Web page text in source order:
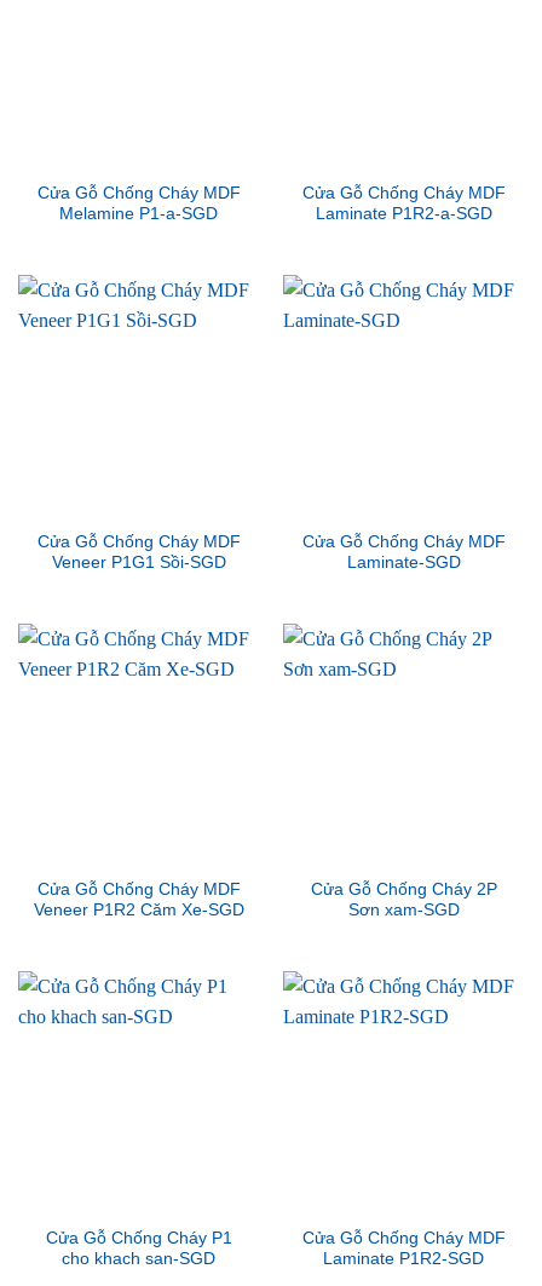
Cửa Gỗ Chống Cháy MDF
Melamine P1-a-SGD
Cửa Gỗ Chống Cháy MDF
Laminate P1R2-a-SGD
Cửa Gỗ Chống Cháy MDF
Veneer P1G1 Sồi-SGD
Cửa Gỗ Chống Cháy MDF
Laminate-SGD
Cửa Gỗ Chống Cháy MDF
Veneer P1R2 Căm Xe-SGD
Cửa Gỗ Chống Cháy 2P
Sơn xam-SGD
Cửa Gỗ Chống Cháy P1
cho khach san-SGD
Cửa Gỗ Chống Cháy MDF
Laminate P1R2-SGD